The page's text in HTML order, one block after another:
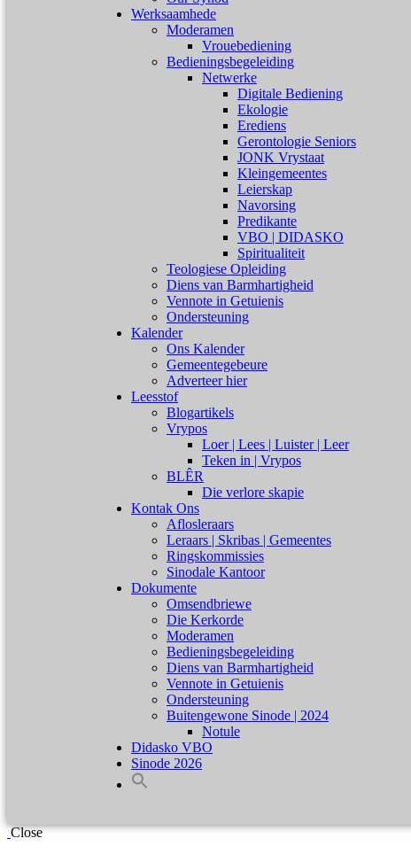
Werksaamhede
Moderamen
Vrouebediening
Bedieningsbegeleiding
Netwerke
Digitale Bediening
Ekologie
Erediens
Gerontologie Seniors
JONK Vrystaat
Kleingemeentes
Leierskap
Navorsing
Predikante
VBO | DIDASKO
Spiritualiteit
Teologiese Opleiding
Diens van Barmhartigheid
Vennote in Getuienis
Ondersteuning
Kalender
Ons Kalender
Gemeentegebeure
Adverteer hier
Leesstof
Blogartikels
Vrypos
Loer | Lees | Luister | Leer
Teken in | Vrypos
BLÊR
Die verlore skapie
Kontak Ons
Aflosleraars
Leraars | Skribas | Gemeentes
Ringskommissies
Sinodale Kantoor
Dokumente
Omsendbriewe
Die Kerkorde
Moderamen
Bedieningsbegeleiding
Diens van Barmhartigheid
Vennote in Getuienis
Ondersteuning
Buitengewone Sinode | 2024
Notule
Didasko VBO
Sinode 2026
Close